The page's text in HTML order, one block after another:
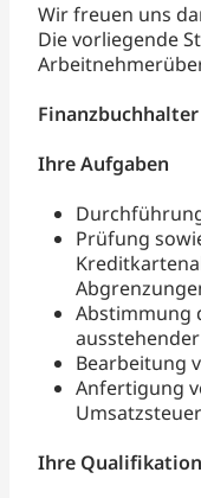
Wir freuen uns
Die vorliegende
Ihre Aufgaben
Prüfung
Abstimmung
Bearbeitung
Anfertigung
Ihre